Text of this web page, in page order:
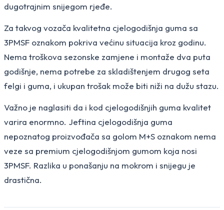
dugotrajnim snijegom rjeđe.
Za takvog vozača kvalitetna cjelogodišnja guma sa
3PMSF oznakom pokriva većinu situacija kroz godinu.
Nema troškova sezonske zamjene i montaže dva puta
godišnje, nema potrebe za skladištenjem drugog seta
felgi i guma, i ukupan trošak može biti niži na dužu stazu.
Važno je naglasiti da i kod cjelogodišnjih guma kvalitet
varira enormno. Jeftina cjelogodišnja guma
nepoznatog proizvođača sa golom M+S oznakom nema
veze sa premium cjelogodišnjom gumom koja nosi
3PMSF. Razlika u ponašanju na mokrom i snijegu je
drastična.